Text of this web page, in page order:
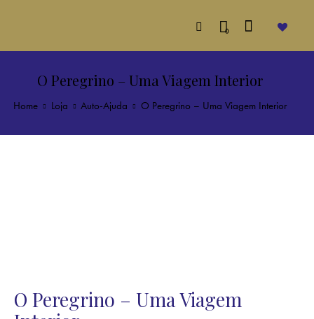
0
O Peregrino – Uma Viagem Interior
Home Loja Auto-Ajuda O Peregrino – Uma Viagem Interior
O Peregrino – Uma Viagem